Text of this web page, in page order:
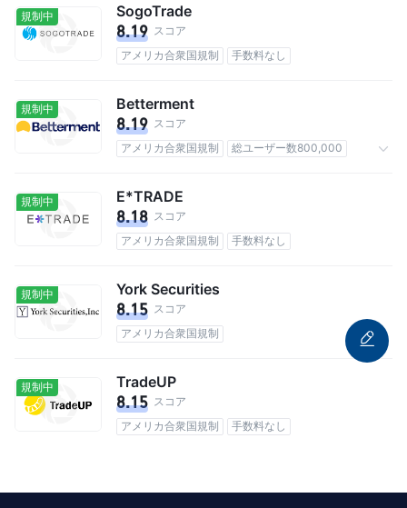
規制中 SogoTrade
8.19 スコア
アメリカ合衆国規制
手数料なし
規制中 Betterment
8.19 スコア
アメリカ合衆国規制
総ユーザー数800,000
規制中 E*TRADE
8.18 スコア
アメリカ合衆国規制
手数料なし
規制中 York Securities
8.15 スコア
アメリカ合衆国規制
規制中 TradeUP
8.15 スコア
アメリカ合衆国規制
手数料なし